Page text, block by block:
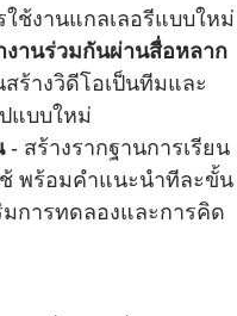
ช้งานแกลเลอรีแบบใหม่
านร่วมกันผ่านสื่อหลาก
ร้างวิดีโอเป็นทีมและ
แบบใหม่
- สร้างรากฐานการเรียน
พร้อมคำแนะนำทีละขั้น
การทดลองและการคิด